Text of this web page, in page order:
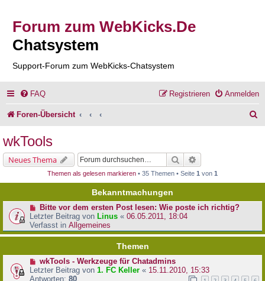
Forum zum WebKicks.De
Chatsystem
Support-Forum zum WebKicks-Chatsystem
FAQ Anmelden
Registrieren
Foren-Übersicht
e
wkTools
Neues Thema Suche
Themen als gelesen markieren • 35 Themen • Seite 1 von 1
Bekanntmachungen
Bitte vor dem ersten Post lesen: Wie poste ich richtig?
Letzter Beitrag von Linus « 06.05.2011, 18:04
Verfasst in Allgemeines
Themen
wkTools - Werkzeuge für Chatadmins
Letzter Beitrag von 1. FC Keller « 15.11.2010, 15:33
Antworten: 80